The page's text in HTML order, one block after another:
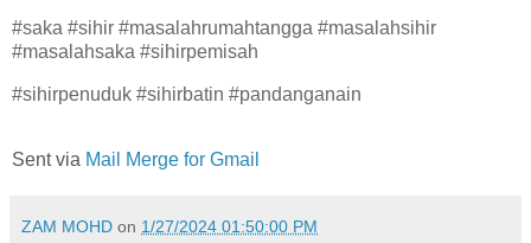
#saka #sihir #masalahrumahtangga #masalahsihir
#masalahsaka #sihirpemisah
#sihirpenuduk #sihirbatin #pandanganain
Sent via Mail Merge for Gmail
ZAM MOHD on 1/27/2024 01:50:00 PM